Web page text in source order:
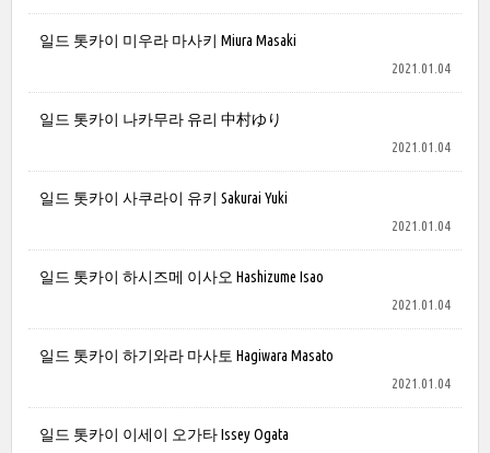
일드 톳카이 미우라 마사키 Miura Masaki
2021.01.04
일드 톳카이 나카무라 유리 中村ゆり
2021.01.04
일드 톳카이 사쿠라이 유키 Sakurai Yuki
2021.01.04
일드 톳카이 하시즈메 이사오 Hashizume Isao
2021.01.04
일드 톳카이 하기와라 마사토 Hagiwara Masato
2021.01.04
일드 톳카이 이세이 오가타 Issey Ogata